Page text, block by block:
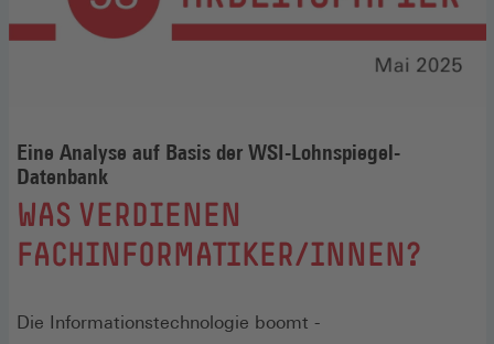
Eine Analyse auf Basis der WSI-Lohnspiegel-
Datenbank
:
WAS VERDIENEN
FACHINFORMATIKER/INNEN?
Die Informationstechnologie boomt -